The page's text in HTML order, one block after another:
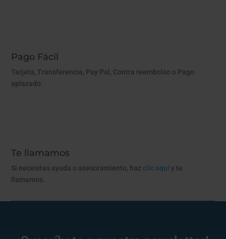
Pago Fácil
Tarjeta, Transferencia, Pay Pal, Contra reembolso o Pago
aplazado.
Te llamamos
Si necesitas ayuda o asesoramiento, haz clic aquí y te
llamamos.